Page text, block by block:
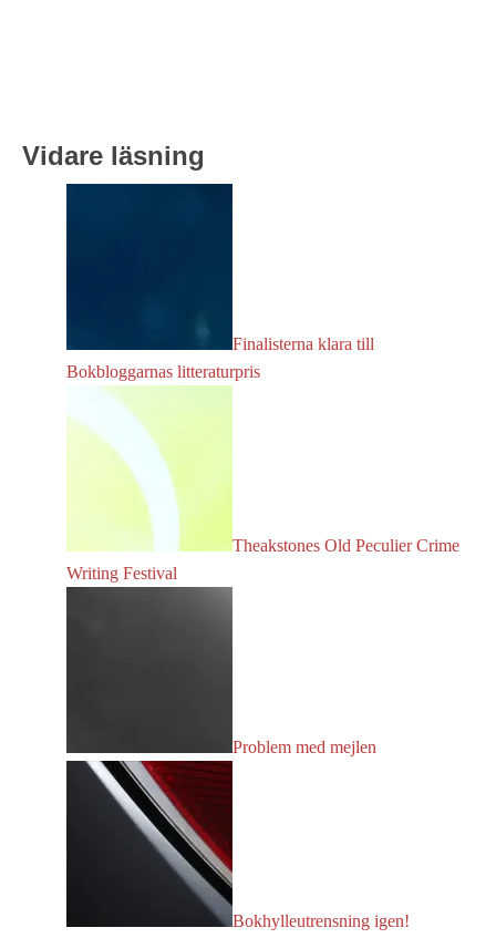
Vidare läsning
Finalisterna klara till
Bokbloggarnas litteraturpris
Theakstones Old Peculier Crime
Writing Festival
Problem med mejlen
Bokhylleutrensning igen!